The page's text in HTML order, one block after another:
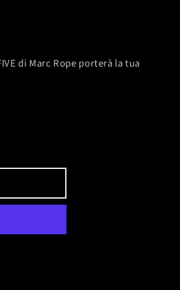
di Marc Rope porterà la tua